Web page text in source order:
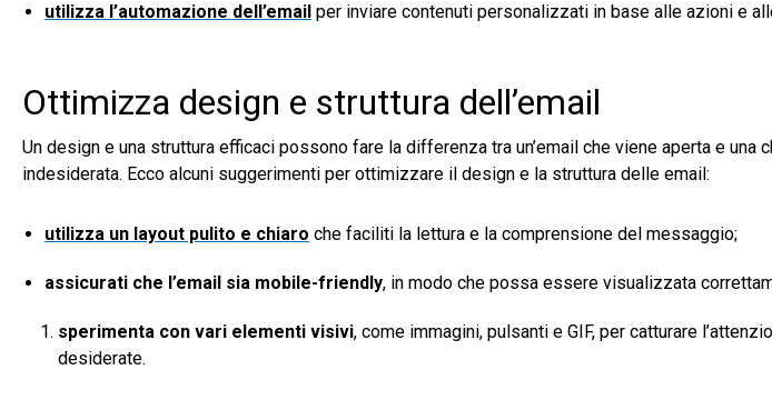
utilizza l’automazione dell’email per inviare contenuti personalizzati in base alle azioni e
Ottimizza design e struttura dell’email
Un design e una struttura efficaci possono fare la differenza tra un’email che viene aperta e
indesiderata. Ecco alcuni suggerimenti per ottimizzare il design e la struttura delle email:
utilizza un layout pulito e chiaro che faciliti la lettura e la comprensione del messaggio;
assicurati che l’email sia mobile-friendly, in modo che possa essere visualizzata
sperimenta con vari elementi visivi, come immagini, pulsanti e GIF, per catturare
desiderate.